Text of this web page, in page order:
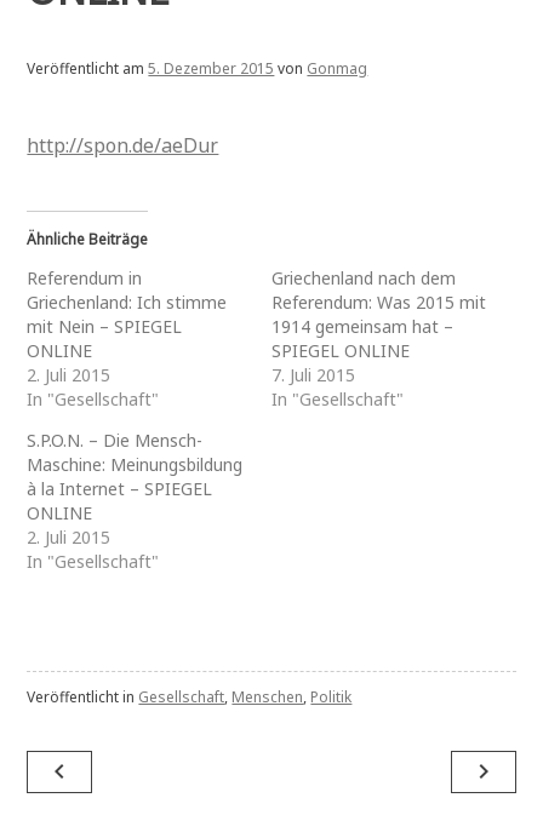
Veröffentlicht am5. Dezember 2015 von Gonmag
http://spon.de/aeDur
Ähnliche Beiträge
Referendum in
Griechenland: Ich stimme
mit Nein – SPIEGEL
ONLINE
2. Juli 2015
In "Gesellschaft"
Griechenland nach dem
Referendum: Was 2015 mit
1914 gemeinsam hat –
SPIEGEL ONLINE
7. Juli 2015
In "Gesellschaft"
S.P.O.N. – Die Mensch-
Maschine: Meinungsbildung
à la Internet – SPIEGEL
ONLINE
2. Juli 2015
In "Gesellschaft"
Veröffentlicht in Gesellschaft, Menschen, Politik
Beitragsnavigation
navigate_before navigate_next